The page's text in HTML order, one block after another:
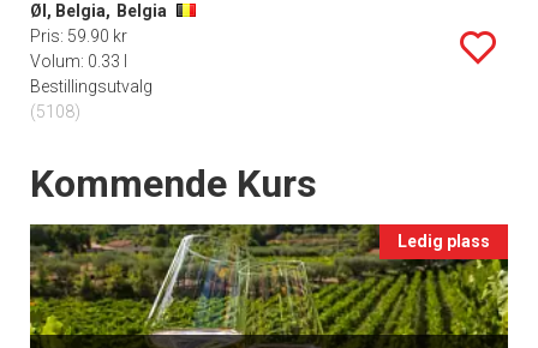
Øl, Belgia, Belgia
Pris: 59.90 kr
Volum: 0.33 l
Bestillingsutvalg
(5108)
Events
Kommende Kurs
Ledig plass